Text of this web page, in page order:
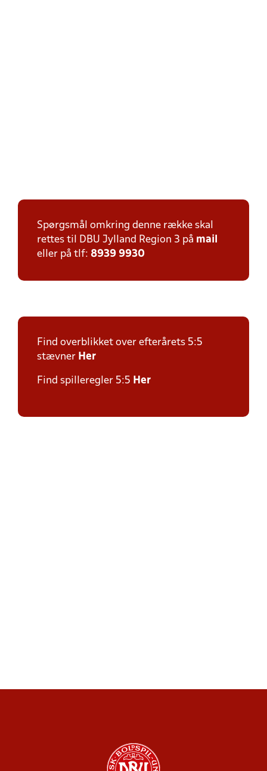
Spørgsmål omkring denne række skal
rettes til DBU Jylland Region 3 på mail
eller på tlf: 8939 9930
Find overblikket over efterårets 5:5
stævner Her
Find spilleregler 5:5 Her